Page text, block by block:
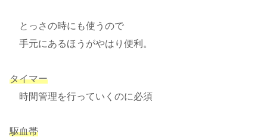
とっさの時にも使うので
手元にあるほうがやはり便利。
タイマー
時間管理を行っていくのに必須
駆血帯